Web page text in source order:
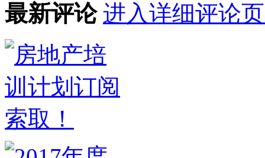
最新评论 进入详细评论